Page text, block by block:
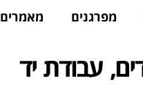
מפרגנים מאמרים
עבודת יד